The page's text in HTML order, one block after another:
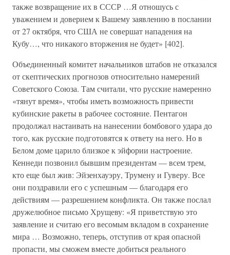
также возвращение их в СССР …Я отношусь с
уважением и доверием к Вашему заявлению в послании
от 27 октября, что США не совершат нападения на
Кубу…, что никакого вторжения не будет» [402].
Объединенный комитет начальников штабов не отказался
от скептических прогнозов относительно намерений
Советского Союза. Там считали, что русские намеренно
«тянут время», чтобы иметь возможность привести
кубинские ракеты в рабочее состояние. Пентагон
продолжал настаивать на нанесении бомбового удара до
того, как русские подготовятся к ответу на него. Но в
Белом доме царило близкое к эйфории настроение.
Кеннеди позвонил бывшим президентам — всем трем,
кто еще был жив: Эйзенхауэру, Трумену и Гуверу. Все
они поздравили его с успешным — благодаря его
действиям — разрешением конфликта. Он также послал
дружелюбное письмо Хрущеву: «Я приветствую это
заявление и считаю его весомым вкладом в сохранение
мира … Возможно, теперь, отступив от края опасной
пропасти, мы сможем вместе добиться реального